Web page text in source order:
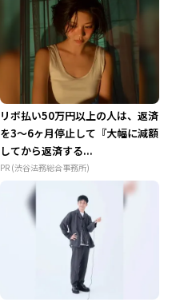
リボ払い50万円以上の人は、返済
を3～6ヶ月停止して『大幅に減額
してから返済する...
PR (渋谷法務総合事務所)